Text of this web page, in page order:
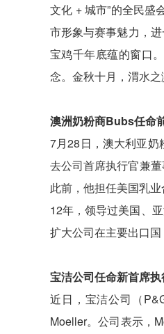
文化 + 城市”的全民盛
市形象与赛事魅力，
宝鸡千年底蕴的窗口
念。金秋十月，渭水
澳洲奶粉商Bubs任命
7月28日，澳大利亚奶
去公司首席执行官兼
此前，他担任美国乳
12年，领导过美国、
扩大公司在主要出口
宝洁公司任命新首席
近日，宝洁公司（
Moeller。公司表示，